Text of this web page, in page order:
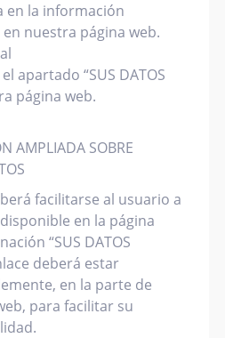
en la información
nuestra página web.
apartado “SUS DATOS
página web.
AMPLIADA SOBRE
facilitarse al usuario a
en la página
“SUS DATOS
deberá estar
en la parte de
para facilitar su